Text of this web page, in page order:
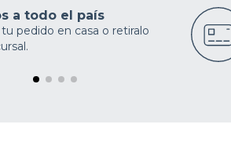
a todo el país
tu pedido en casa o retiralo